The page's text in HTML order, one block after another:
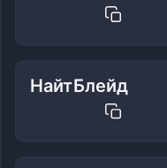
НайтБлейд